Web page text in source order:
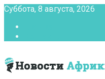
Суббота, 8 августа, 2026